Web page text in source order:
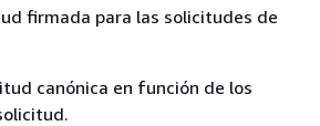
firmada para las solicitudes de
canónica en función de los